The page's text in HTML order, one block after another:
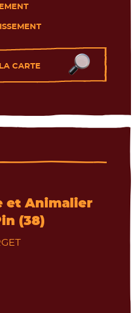
près de chez moi
CARTE
et Animalier
(38)